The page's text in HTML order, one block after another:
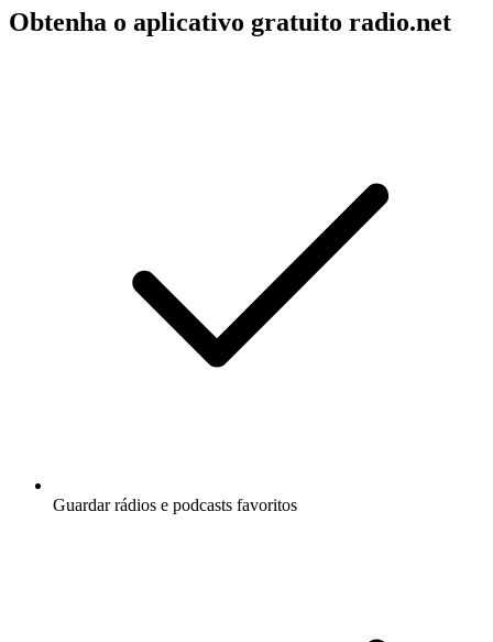
Obtenha o aplicativo gratuito radio.net
Guardar rádios e podcasts favoritos